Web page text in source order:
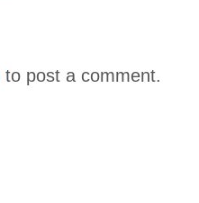
to post a comment.